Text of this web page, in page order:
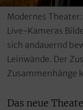
Modernes
Live-Kameras
sich andauernd
Leinwände. Der
Zusammenhänge
Das neue